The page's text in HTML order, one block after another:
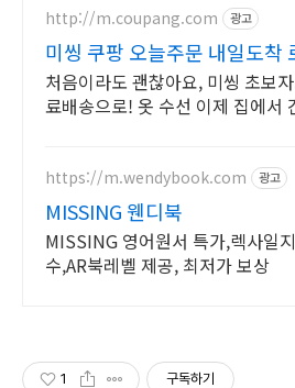
http://m.coupang.com 광고
미씽 쿠팡 오늘주문 내일도착
처음이라도 괜찮아요, 미씽 초보
료배송으로! 옷 수선 이제 집에서
https://m.wendybook.com 광고
MISSING 웬디북
MISSING 영어원서 특가,렉사일지
수,AR북레벨 제공, 최저가 보상
1 구독하기